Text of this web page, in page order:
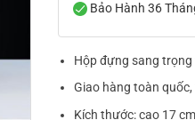
Bảo Hành 36
Hộp đựng sang
Giao hàng toàn
Kích thước: cao 17